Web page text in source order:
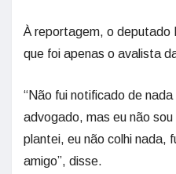
À reportagem, o deputado
que foi apenas o avalista
“Não fui notificado de
advogado, mas eu não
plantei, eu não colhi nada,
amigo”, disse.